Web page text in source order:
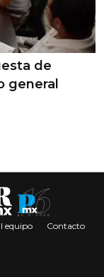
de
general
equipo
Contacto